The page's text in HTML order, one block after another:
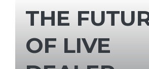
THE
OF LIVE